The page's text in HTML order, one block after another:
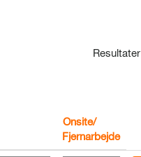
Resultater
Onsite/
Fjernarbejde